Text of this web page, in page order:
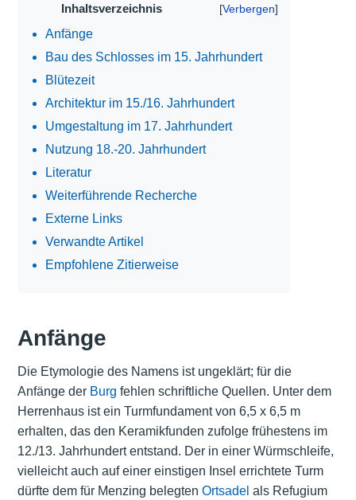
Inhaltsverzeichnis
Anfänge
Bau des Schlosses im 15. Jahrhundert
Blütezeit
Architektur im 15./16. Jahrhundert
Umgestaltung im 17. Jahrhundert
Nutzung 18.-20. Jahrhundert
Literatur
Weiterführende Recherche
Externe Links
Verwandte Artikel
Empfohlene Zitierweise
Anfänge
Die Etymologie des Namens ist ungeklärt; für die
Anfänge der Burg fehlen schriftliche Quellen. Unter dem
Herrenhaus ist ein Turmfundament von 6,5 x 6,5 m
erhalten, das den Keramikfunden zufolge frühestens im
12./13. Jahrhundert entstand. Der in einer Würmschleife,
vielleicht auch auf einer einstigen Insel errichtete Turm
dürfte dem für Menzing belegten Ortsadel als Refugium